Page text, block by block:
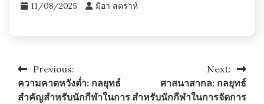
11/08/2025 มีอา สตราห์
Post
navigation
Previous:
ความคาดหวังต่ำ: กลยุทธ์
สำคัญสำหรับนักกีฬาในการ
Next:
ศาสนาสากล: กลยุทธ์
สำหรับนักกีฬาในการจัดการ